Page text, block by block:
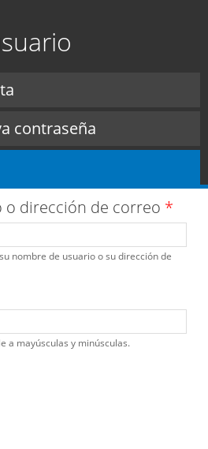
contraseña
o dirección de correo *
nombre de usuario o su dirección de
a mayúsculas y minúsculas.